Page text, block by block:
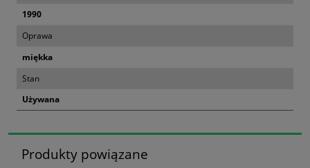
1990
Oprawa
miękka
Stan
Używana
Produkty powiązane